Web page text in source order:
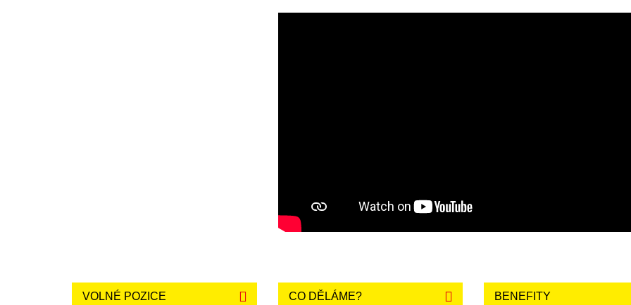
VOLNÉ POZICE CO DĚLÁME? BENEFITY